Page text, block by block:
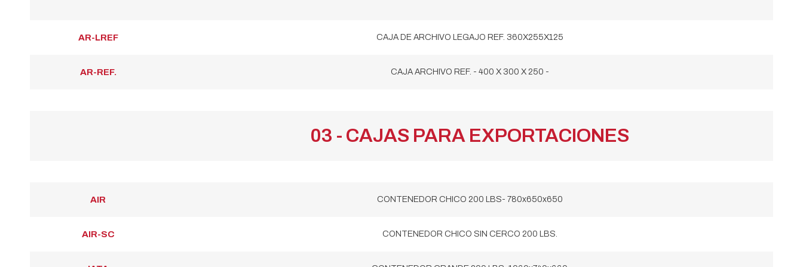
AR-LREF CAJA DE ARCHIVO LEGAJO REF. 360X255X125
AR-REF. CAJA ARCHIVO REF. - 400 X 300 X 250 -
03 - CAJAS PARA EXPORTACIONES
AIR CONTENEDOR CHICO 200 LBS- 780x650x650
AIR-SC CONTENEDOR CHICO SIN CERCO 200 LBS.